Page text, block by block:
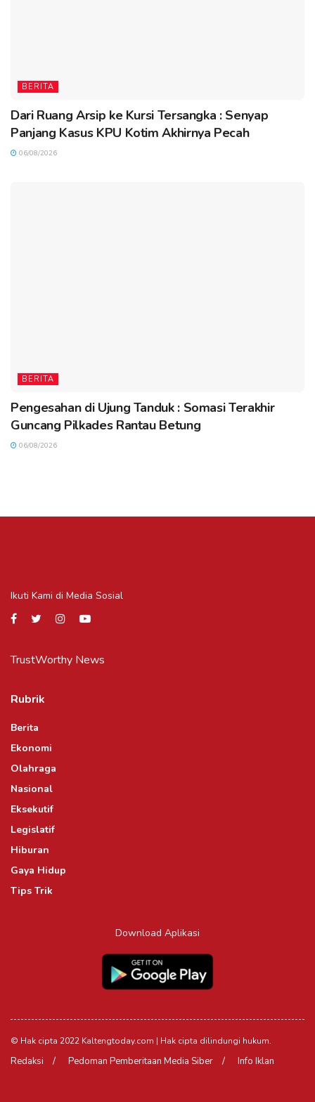
BERITA
Dari Ruang Arsip ke Kursi Tersangka : Senyap
Panjang Kasus KPU Kotim Akhirnya Pecah
06/08/2026
BERITA
Pengesahan di Ujung Tanduk : Somasi Terakhir
Guncang Pilkades Rantau Betung
06/08/2026
Ikuti Kami di Media Sosial
TrustWorthy News
Rubrik
Berita
Ekonomi
Olahraga
Nasional
Eksekutif
Legislatif
Hiburan
Gaya Hidup
Tips Trik
Download Aplikasi
© Hak cipta 2022 Kaltengtoday.com | Hak cipta dilindungi hukum.
Redaksi Pedoman Pemberitaan Media Siber Info Iklan